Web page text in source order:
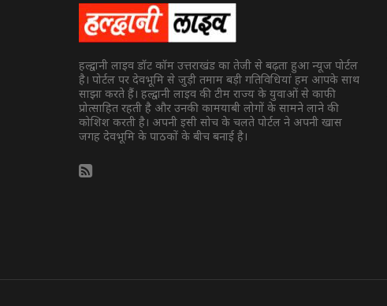
हल्द्वानी लाइव डॉट कॉम उत्तराखंड का तेजी से बढ़ता हुआ न्यूज पोर्टल
है। पोर्टल पर देवभूमि से जुड़ी तमाम बड़ी गतिविधियां हम आपके साथ
साझा करते हैं। हल्द्वानी लाइव की टीम राज्य के युवाओं से काफी
प्रोत्साहित रहती है और उनकी कामयाबी लोगों के सामने लाने की
कोशिश करती है। अपनी इसी सोच के चलते पोर्टल ने अपनी खास
जगह देवभूमि के पाठकों के बीच बनाई है।